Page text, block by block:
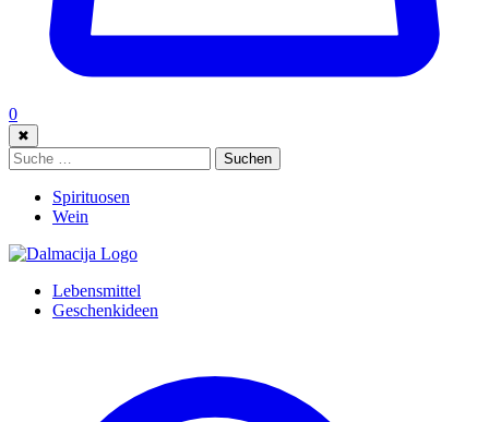
0
✖
Suche: Suchen
Spirituosen
Wein
Lebensmittel
Geschenkideen